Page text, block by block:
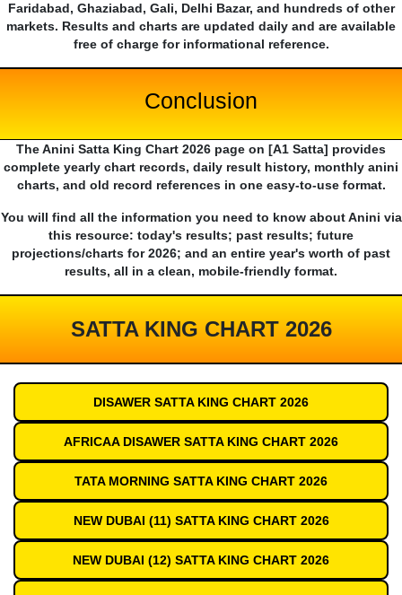
Faridabad, Ghaziabad, Gali, Delhi Bazar, and hundreds of other
markets. Results and charts are updated daily and are available
free of charge for informational reference.
Conclusion
The Anini Satta King Chart 2026 page on [A1 Satta] provides
complete yearly chart records, daily result history, monthly anini
charts, and old record references in one easy-to-use format.
You will find all the information you need to know about Anini via
this resource: today's results; past results; future
projections/charts for 2026; and an entire year's worth of past
results, all in a clean, mobile-friendly format.
SATTA KING CHART 2026
DISAWER SATTA KING CHART 2026
AFRICAA DISAWER SATTA KING CHART 2026
TATA MORNING SATTA KING CHART 2026
NEW DUBAI (11) SATTA KING CHART 2026
NEW DUBAI (12) SATTA KING CHART 2026